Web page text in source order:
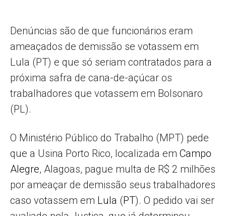
AL
Denúncias são de que funcionários eram
ameaçados de demissão se votassem em
Lula (PT) e que só seriam contratados para a
próxima safra de cana-de-açúcar os
trabalhadores que votassem em Bolsonaro
(PL).
O Ministério Público do Trabalho (MPT) pede
que a Usina Porto Rico, localizada em Campo
Alegre, Alagoas, pague multa de R$ 2 milhões
por ameaçar de demissão seus trabalhadores
caso votassem em Lula (PT). O pedido vai ser